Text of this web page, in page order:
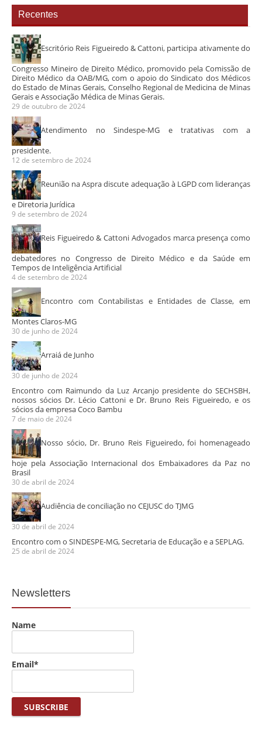
Recentes
Escritório Reis Figueiredo & Cattoni, participa ativamente do
Congresso Mineiro de Direito Médico, promovido pela Comissão de
Direito Médico da OAB/MG, com o apoio do Sindicato dos Médicos
do Estado de Minas Gerais, Conselho Regional de Medicina de Minas
Gerais e Associação Médica de Minas Gerais.
29 de outubro de 2024
Atendimento no Sindespe-MG e tratativas com a
presidente.
12 de setembro de 2024
Reunião na Aspra discute adequação à LGPD com lideranças
e Diretoria Jurídica
9 de setembro de 2024
Reis Figueiredo & Cattoni Advogados marca presença como
debatedores no Congresso de Direito Médico e da Saúde em
Tempos de Inteligência Artificial
4 de setembro de 2024
Encontro com Contabilistas e Entidades de Classe, em
Montes Claros-MG
30 de junho de 2024
Arraiá de Junho
30 de junho de 2024
Encontro com Raimundo da Luz Arcanjo presidente do SECHSBH,
nossos sócios Dr. Lécio Cattoni e Dr. Bruno Reis Figueiredo, e os
sócios da empresa Coco Bambu
7 de maio de 2024
Nosso sócio, Dr. Bruno Reis Figueiredo, foi homenageado
hoje pela Associação Internacional dos Embaixadores da Paz no
Brasil
30 de abril de 2024
Audiência de conciliação no CEJUSC do TJMG
30 de abril de 2024
Encontro com o SINDESPE-MG, Secretaria de Educação e a SEPLAG.
25 de abril de 2024
Newsletters
Name
Email*